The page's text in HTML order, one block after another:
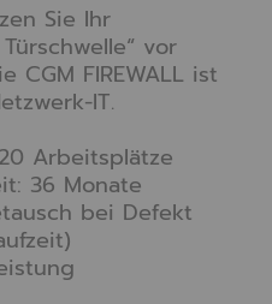
Sie Ihr
vor
CGM FIREWALL ist
IT.
Arbeitsplätze
36 Monate
bei Defekt